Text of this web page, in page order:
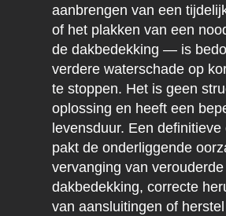
aanbrengen van een
of het plakken van een
de dakbedekking — is
verdere waterschade op
te stoppen. Het is geen
oplossing en heeft een
levensduur. Een definitieve
pakt de onderliggende
vervanging van verouderde
dakbedekking, correcte
van aansluitingen of